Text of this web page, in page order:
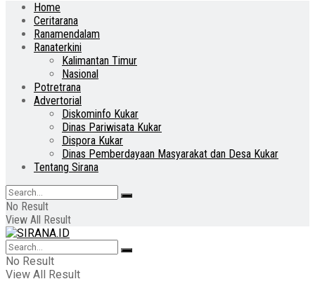
Home
Ceritarana
Ranamendalam
Ranaterkini
Kalimantan Timur
Nasional
Potretrana
Advertorial
Diskominfo Kukar
Dinas Pariwisata Kukar
Dispora Kukar
Dinas Pemberdayaan Masyarakat dan Desa Kukar
Tentang Sirana
No Result
View All Result
No Result
View All Result